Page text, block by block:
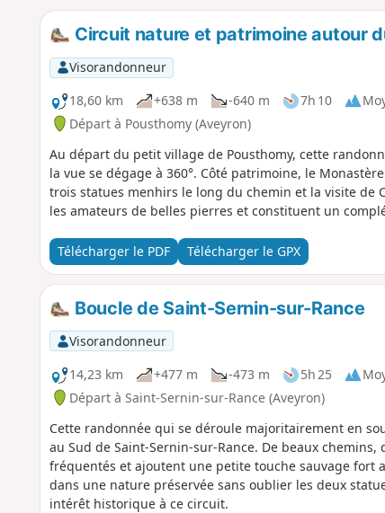
Circuit nature et patrimoine autour
Visorandonneur
18,60 km
+638 m -640 m 7h 10
Départ à Pousthomy (Aveyron)
Au départ du petit village de Pousthomy, cette
la vue se dégage à 360°. Côté patrimoine, le
trois statues menhirs le long du chemin et la visite de
les amateurs de belles pierres et constituent un
Télécharger le PDF Télécharger le GPX
Boucle de Saint-Sernin-sur-Rance
Visorandonneur
14,23 km
+477 m -473 m 5h 25
Départ à Saint-Sernin-sur-Rance (Aveyron)
Cette randonnée qui se déroule majoritairement en
au Sud de Saint-Sernin-sur-Rance. De beaux
fréquentés et ajoutent une petite touche sauvage fort
dans une nature préservée sans oublier les deux
intérêt historique à ce circuit.